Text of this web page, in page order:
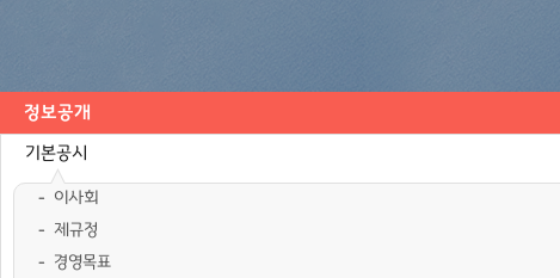
정보공개
기본공시
이사회
제규정
경영목표